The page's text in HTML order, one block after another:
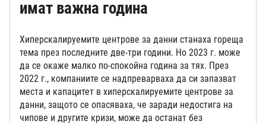
имат важна година
Хиперскалируемите центрове за данни станаха гореща
тема през последните две-три години. Но 2023 г. може
да се окаже малко по-спокойна година за тях. През
2022 г., компаниите се надпреварваха да си запазват
места и капацитет в хиперскалируемите центрове за
данни, защото се опасяваха, че заради недостига на
чипове и другите кризи, може да останат без